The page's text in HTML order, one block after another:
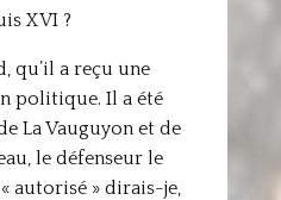
XVI ?
qu’il a reçu une
politique. Il a été
La Vauguyon et de
le défenseur le
autorisé » dirais-je,